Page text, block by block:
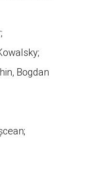
Bogdan